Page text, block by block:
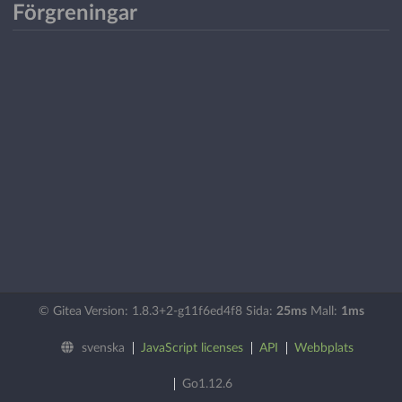
Förgreningar
© Gitea Version: 1.8.3+2-g11f6ed4f8 Sida: 25msMall: 1ms
svenska JavaScript licenses API Webbplats
Go1.12.6